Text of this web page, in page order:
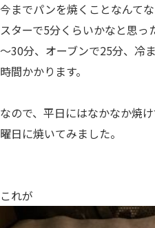
今までパンを焼くことなんて
スターで5分くらいかなと思っ
～30分、オーブンで25分、冷
時間かかります。
なので、平日にはなかなか焼
曜日に焼いてみました。
これが